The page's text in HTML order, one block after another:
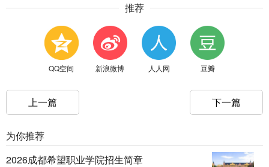
推荐
QQ空间 新浪微博 人人网 豆瓣
上一篇 下一篇
为你推荐
2026成都希望职业学院招生简章